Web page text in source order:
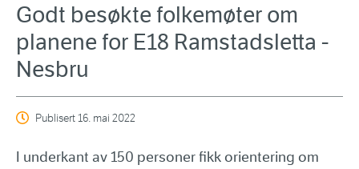
Godt besøkte folkemøter om
planene for E18 Ramstadsletta -
Nesbru
Publisert16. mai 2022
I underkant av 150 personer fikk orientering om